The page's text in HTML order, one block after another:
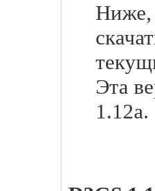
Ниже,
Эта
1.12a.